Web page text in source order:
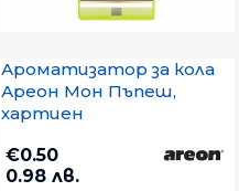
Ароматизатор за кола
Ареон Мон Пъпеш,
хартиен
€0.50
0.98 лв.